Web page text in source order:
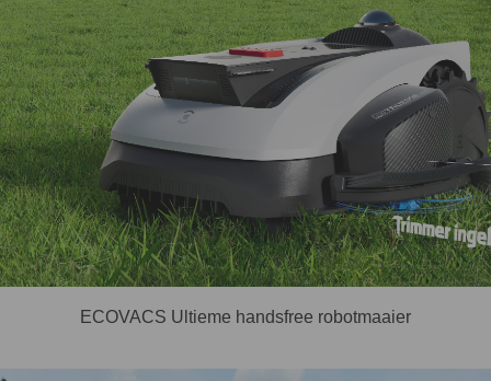
ECOVACS Ultieme handsfree robotmaaier